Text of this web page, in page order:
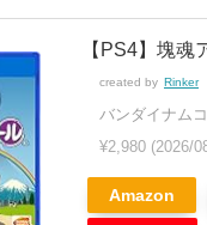
【PS4】塊魂
created by Rinker
バンダイナム
¥2,980 (2026/
Amazon